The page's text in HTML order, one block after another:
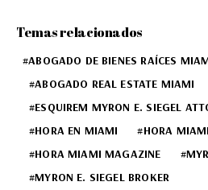
Temas relacionados
ABOGADO DE BIENES RAÍCES
ABOGADO REAL ESTATE MIAMI
ESQUIREM MYRON E. SIEGEL
HORA EN MIAMI
HORA MIAMI
HORA MIAMI MAGAZINE
MYRON E. SIEGEL BROKER